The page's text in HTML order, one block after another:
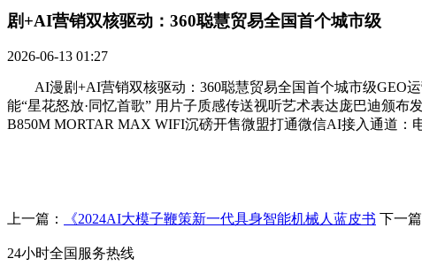
剧+AI营销双核驱动：360聪慧贸易全国首个城市级​
2026-06-13 01:27
AI漫剧+AI营销双核驱动：360聪慧贸易全国首个城市级GEO运
能“星花怒放·同忆首歌” 用片子质感传送视听艺术表达庞巴迪颁
B850M MORTAR MAX WIFI沉磅开售微盟打通微信AI接入通道
上一篇： 《2024AI大模子鞭策新一代具身智能机械人蓝皮书 下一篇
24小时全国服务热线